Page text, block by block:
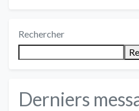
Rechercher
Derniers